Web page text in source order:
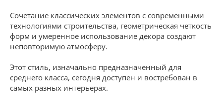
Сочетание классических элементов с современными
технологиями строительства, геометрическая четкость
форм и умеренное использование декора создают
неповторимую атмосферу.
Этот стиль, изначально предназначенный для
среднего класса, сегодня доступен и востребован в
самых разных интерьерах.